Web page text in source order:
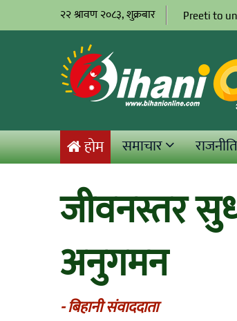
२२ श्रावण २०८३, शुक्रबार Preeti to
होम समाचार राजनीति
जीवनस्तर
अनुगमन
- बिहानी संवाददाता